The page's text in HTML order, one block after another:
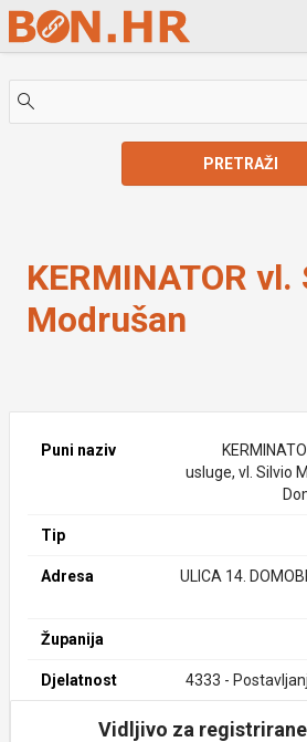
Skip to Main Content
PRETRAŽI
KERMINATOR
Modrušan
Puni naziv
usluge, vl. Silvio
Tip
Adresa
ULICA 14.
Županija
Djelatnost 4333 -
Vidljivo za